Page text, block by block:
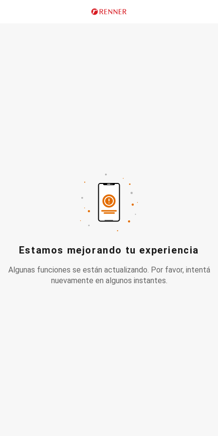
Estamos mejorando tu experiencia
Algunas funciones se están actualizando. Por favor, intentá
nuevamente en algunos instantes.